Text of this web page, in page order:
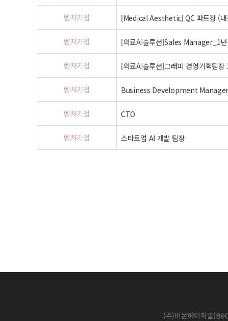
벤처기업 [Medical Aesthetic] QC 파트장 (대
벤처기업 [의료AI솔루션]Sales Manager_1년
벤처기업 [의료AI솔루션]그래피 경영기획팀장
벤처기업 Business Development Manager
벤처기업 CTO
벤처기업 스타트업 AI 개발 팀장
(주)비온에이치알